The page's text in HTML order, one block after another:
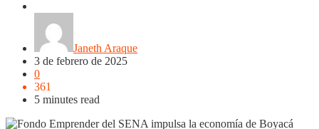
Janeth Araque
3 de febrero de 2025
0
361
5 minutes read